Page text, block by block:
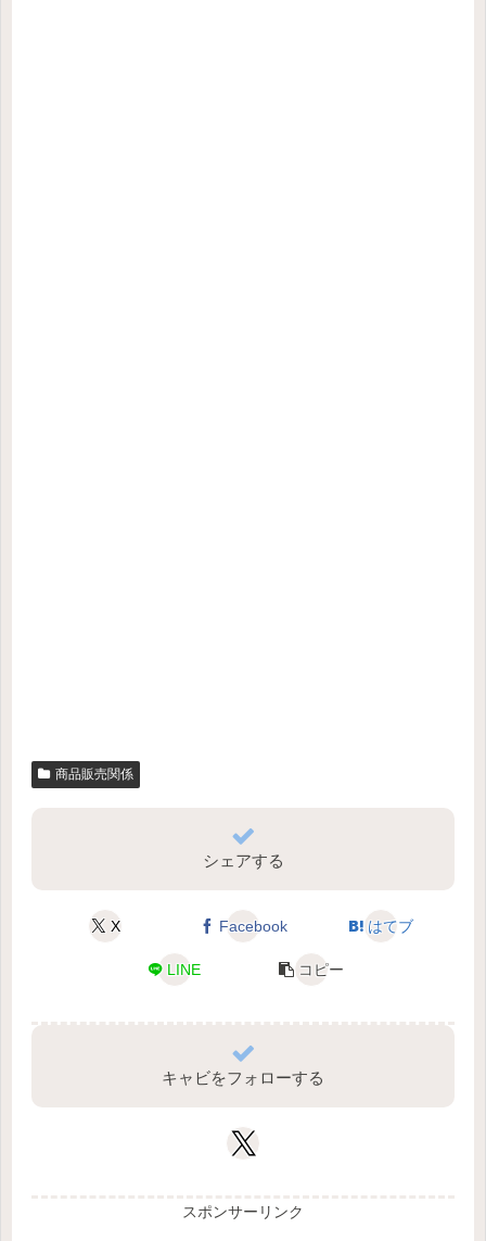
商品販売関係
シェアする
X Facebook はてブ
LINE コピー
キャビをフォローする
スポンサーリンク